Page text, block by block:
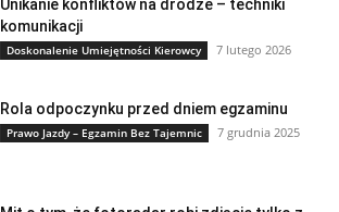
Unikanie konfliktów na drodze – techniki
komunikacji
Doskonalenie Umiejętności Kierowcy 7 lutego 2026
Rola odpoczynku przed dniem egzaminu
Prawo Jazdy – Egzamin Bez Tajemnic 7 grudnia 2025